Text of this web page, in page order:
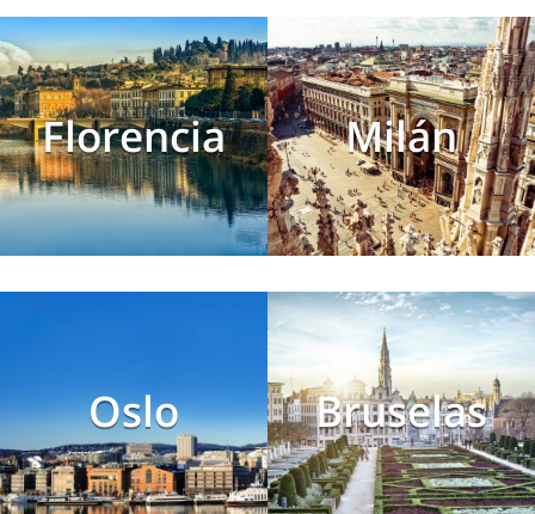
Florencia Milán
Oslo Bruselas